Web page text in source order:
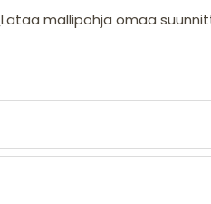
Lataa mallipohja omaa